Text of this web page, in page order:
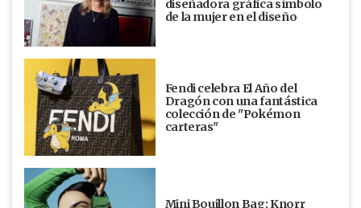
diseñadora gráfica símbolo
de la mujer en el diseño
Fendi celebra El Año del
Dragón con una fantástica
colección de "Pokémon
carteras"
Mini Bouillon Bag: Knorr